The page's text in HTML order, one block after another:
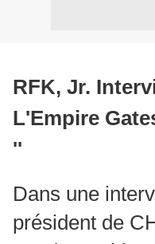
RFK, Jr.
L'Empire
''
Dans une
président de